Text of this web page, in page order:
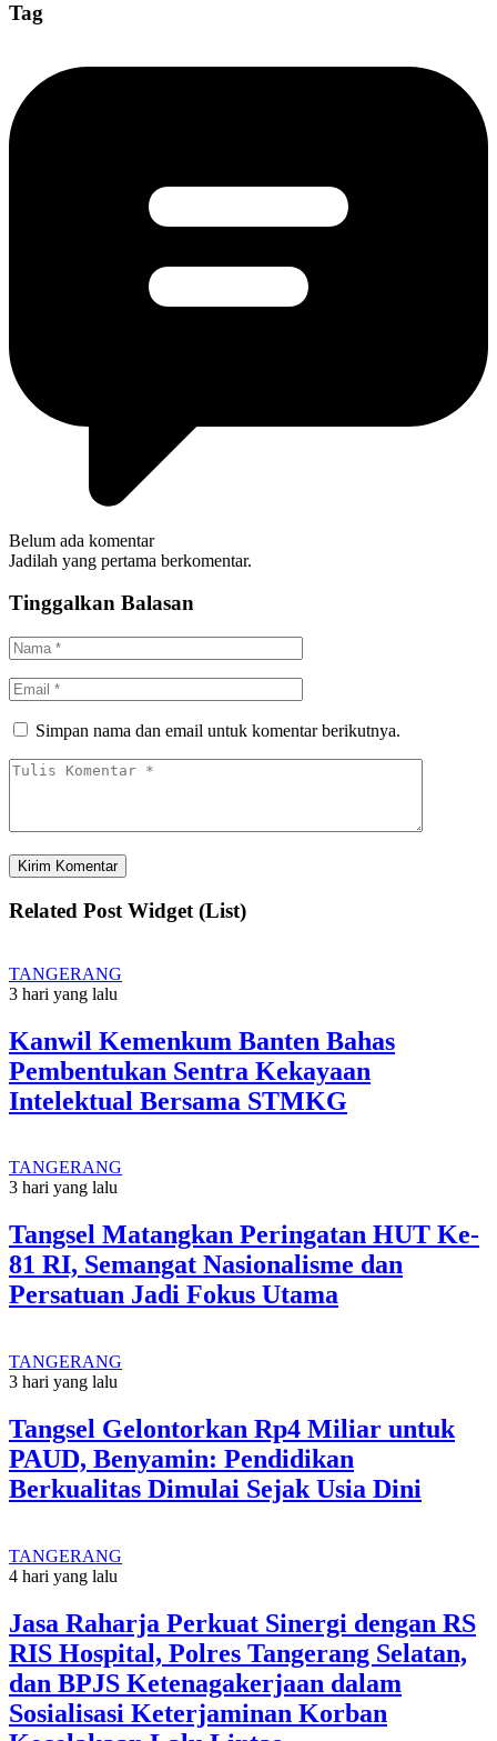
Tag
Belum ada komentar
Jadilah yang pertama berkomentar.
Tinggalkan Balasan
Simpan nama dan email untuk komentar berikutnya.
Related Post Widget (List)
TANGERANG
3 hari yang lalu
Kanwil Kemenkum Banten Bahas
Pembentukan Sentra Kekayaan
Intelektual Bersama STMKG
TANGERANG
3 hari yang lalu
Tangsel Matangkan Peringatan HUT Ke-
81 RI, Semangat Nasionalisme dan
Persatuan Jadi Fokus Utama
TANGERANG
3 hari yang lalu
Tangsel Gelontorkan Rp4 Miliar untuk
PAUD, Benyamin: Pendidikan
Berkualitas Dimulai Sejak Usia Dini
TANGERANG
4 hari yang lalu
Jasa Raharja Perkuat Sinergi dengan RS
RIS Hospital, Polres Tangerang Selatan,
dan BPJS Ketenagakerjaan dalam
Sosialisasi Keterjaminan Korban